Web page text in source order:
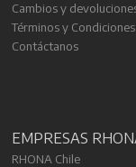
Cambios y
Términos y Condiciones
Contáctanos
EMPRESAS
RHONA Chile